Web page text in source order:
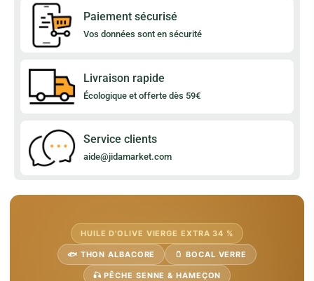
Paiement sécurisé
Vos données sont en sécurité
Livraison rapide
Écologique et offerte dès 59€
Service clients
aide@jidamarket.com
HUILE D'OLIVE VIERGE EXTRA 34 %
🐟 THON ALBACORE 🫙 BOCAL VERRE
🎣 PÊCHE SENNE & HAMEÇON